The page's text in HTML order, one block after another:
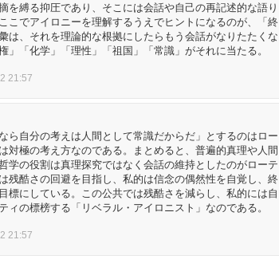
を縛る抑圧であり、そこには会話や自己の再記述的な語り
こでアイロニーを理解するうえでヒントになるのが、「終
は、それを理論的な根拠にしたらもう会話がなりたたくな
」「化学」「理性」「祖国」「常識」がそれに当たる。
21:57
ら自分の考えは人間として常識だからだ」とするのはロー
対極の考え方なのである。まとめると、普遍的真理や人間
学の役割は真理探究ではなく会話の維持としたのがローテ
残酷さの回避を目指し、私的は信念の偶然性を自覚し、終
標にしている。この公共では残酷さを減らし、私的には自
ィの標榜する「リベラル・アイロニスト」なのである。
21:57